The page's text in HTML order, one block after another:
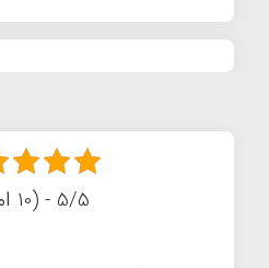
5/5 - (10 امتیاز)